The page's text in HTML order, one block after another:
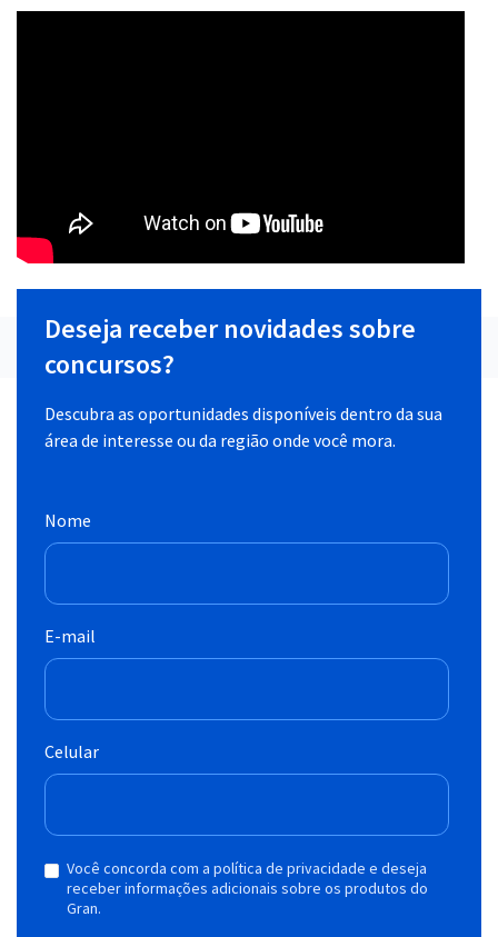
Deseja receber novidades sobre
concursos?
Descubra as oportunidades disponíveis dentro da sua
área de interesse ou da região onde você mora.
Nome
E-mail
Celular
Você concorda com a política de privacidade e deseja
receber informações adicionais sobre os produtos do
Gran.